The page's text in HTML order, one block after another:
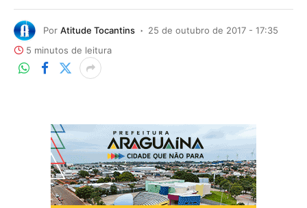
Por Atitude Tocantins
25 de outubro de 2017 - 17:35
5 minutos de leitura